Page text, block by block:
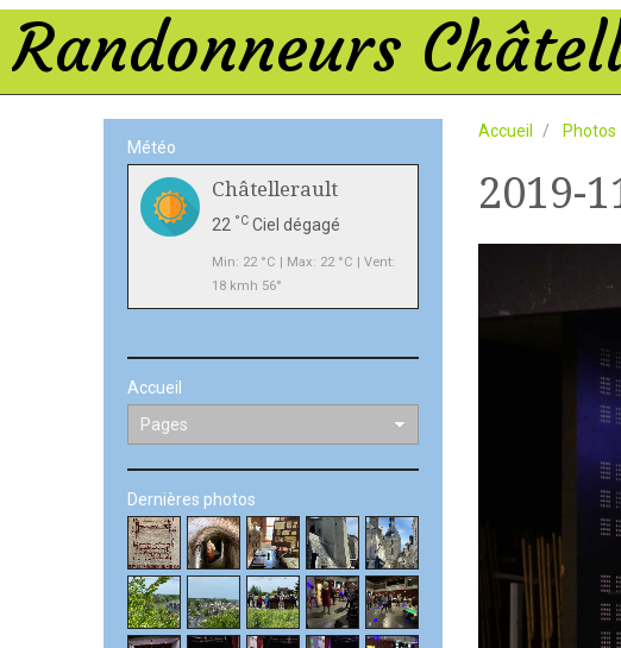
Randonneurs
Accueil Photos
2019-
Météo
Châtellerault
22 °C Ciel dégagé
Min: 22 °C | Max: 22 °C | Vent:
18 kmh 56°
Accueil
Dernières photos